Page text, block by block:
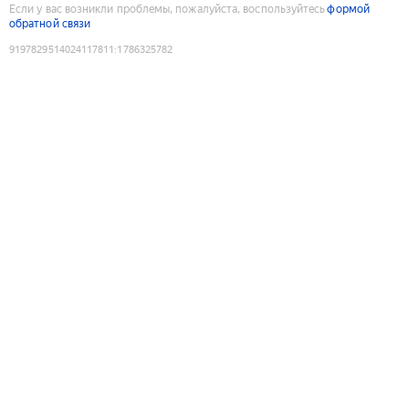
Если у вас возникли проблемы, пожалуйста, воспользуйтесьформой
обратной связи
9197829514024117811 :1786325782